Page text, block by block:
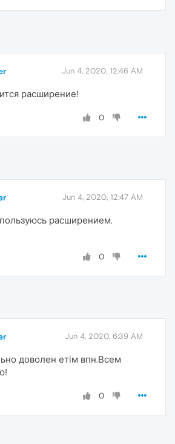
Jun 4, 2020, 12:46 AM
расширение!
0
Jun 4, 2020, 12:47 AM
расширением.
0
Jun 4, 2020, 6:39 AM
доволен етім впн.Всем
0